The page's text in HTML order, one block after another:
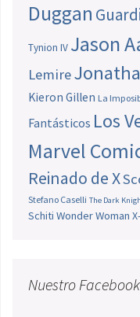
Duggan
Tynion IV Jason
Lemire
Kieron Gillen La
Fantásticos Los
Marvel
Reinado de X
Stefano Caselli The Dark
Schiti Wonder Woman
Nuestro Facebook